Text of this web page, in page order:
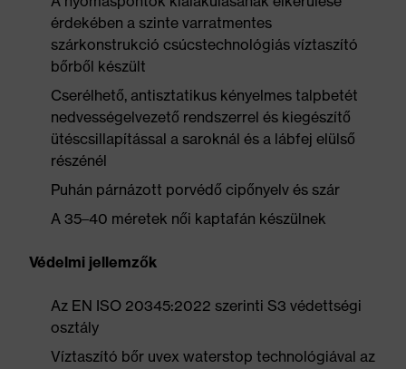
érdekében a szinte varratmentes
szárkonstrukció csúcstechnológiás víztaszító
bőrből készült
Cserélhető, antisztatikus kényelmes talpbetét
nedvességelvezető rendszerrel és kiegészítő
ütéscsillapítással a saroknál és a lábfej elülső
részénél
Puhán párnázott porvédő cipőnyelv és szár
A 35–40 méretek női kaptafán készülnek
Védelmi jellemzők
Az EN ISO 20345:2022 szerinti S3 védettségi
osztály
Víztaszító bőr uvex waterstop technológiával az